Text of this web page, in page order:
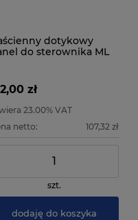
dotykowy
do sterownika ML
zł
23.00% VAT
netto:
107,32 zł
szt.
dodaję do koszyka